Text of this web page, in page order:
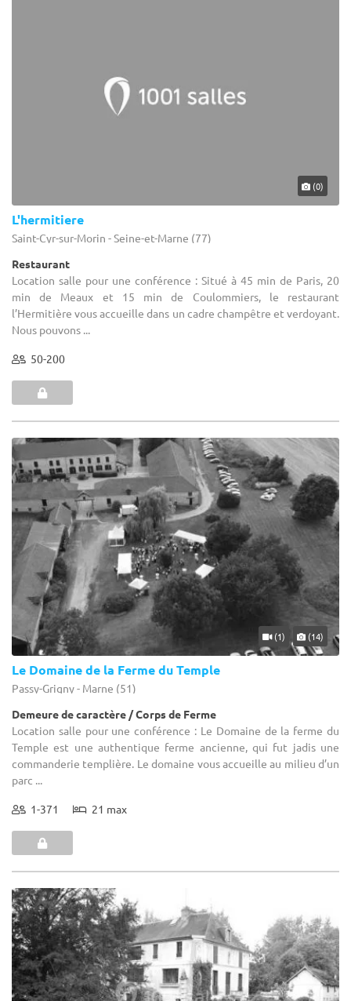
(0)
L'hermitiere
Saint-Cyr-sur-Morin - Seine-et-Marne (77)
Restaurant
Location salle pour une conférence : Situé à 45 min de Paris, 20
min de Meaux et 15 min de Coulommiers, le restaurant
l’Hermitière vous accueille dans un cadre champêtre et verdoyant.
Nous pouvons ...
50-200
(1) (14)
Le Domaine de la Ferme du Temple
Passy-Grigny - Marne (51)
Demeure de caractère / Corps de Ferme
Location salle pour une conférence : Le Domaine de la ferme du
Temple est une authentique ferme ancienne, qui fut jadis une
commanderie templière. Le domaine vous accueille au milieu d’un
parc ...
1-371 21 max